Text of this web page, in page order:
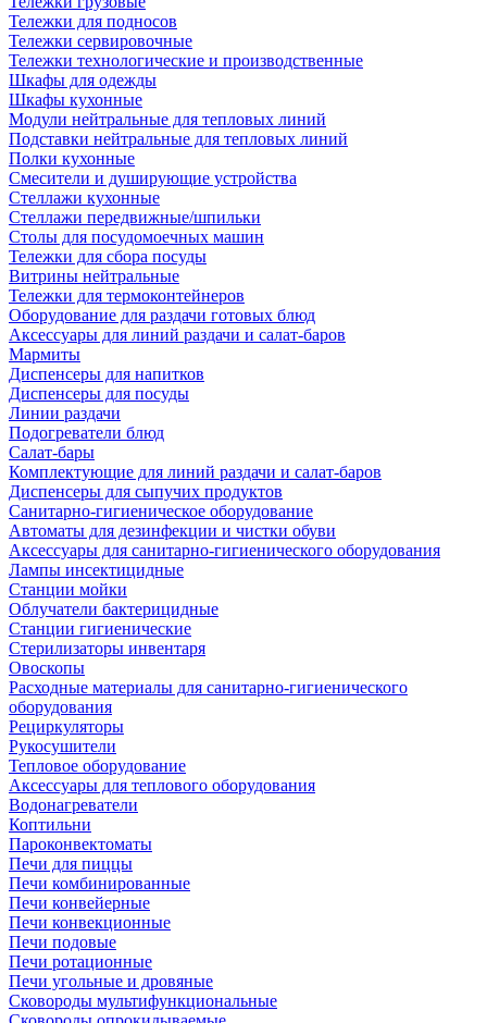
Тележки для подносов
Тележки сервировочные
Тележки технологические и производственные
Шкафы для одежды
Шкафы кухонные
Модули нейтральные для тепловых линий
Подставки нейтральные для тепловых линий
Полки кухонные
Смесители и душирующие устройства
Стеллажи кухонные
Стеллажи передвижные/шпильки
Столы для посудомоечных машин
Тележки для сбора посуды
Витрины нейтральные
Тележки для термоконтейнеров
Оборудование для раздачи готовых блюд
Аксессуары для линий раздачи и салат-баров
Мармиты
Диспенсеры для напитков
Диспенсеры для посуды
Линии раздачи
Подогреватели блюд
Салат-бары
Комплектующие для линий раздачи и салат-баров
Диспенсеры для сыпучих продуктов
Санитарно-гигиеническое оборудование
Автоматы для дезинфекции и чистки обуви
Аксессуары для санитарно-гигиенического оборудования
Лампы инсектицидные
Станции мойки
Облучатели бактерицидные
Станции гигиенические
Стерилизаторы инвентаря
Овоскопы
Расходные материалы для санитарно-гигиенического
оборудования
Рециркуляторы
Рукосушители
Тепловое оборудование
Аксессуары для теплового оборудования
Водонагреватели
Коптильни
Пароконвектоматы
Печи для пиццы
Печи комбинированные
Печи конвейерные
Печи конвекционные
Печи подовые
Печи ротационные
Печи угольные и дровяные
Сковороды мультифункциональные